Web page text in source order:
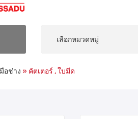
อช่าง » คัตเตอร์ , ใบมีด